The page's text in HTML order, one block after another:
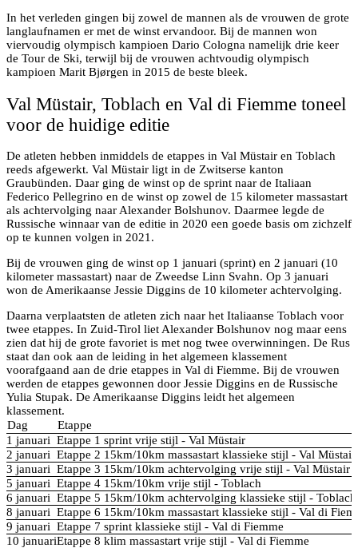
In het verleden gingen bij zowel de mannen als de vrouwen de grote
langlaufnamen er met de winst ervandoor. Bij de mannen won
viervoudig olympisch kampioen Dario Cologna namelijk drie keer
de Tour de Ski, terwijl bij de vrouwen achtvoudig olympisch
kampioen Marit Bjørgen in 2015 de beste bleek.
Val Müstair, Toblach en Val di Fiemme toneel
voor de huidige editie
De atleten hebben inmiddels de etappes in Val Müstair en Toblach
reeds afgewerkt. Val Müstair ligt in de Zwitserse kanton
Graubünden. Daar ging de winst op de sprint naar de Italiaan
Federico Pellegrino en de winst op zowel de 15 kilometer massastart
als achtervolging naar Alexander Bolshunov. Daarmee legde de
Russische winnaar van de editie in 2020 een goede basis om zichzelf
op te kunnen volgen in 2021.
Bij de vrouwen ging de winst op 1 januari (sprint) en 2 januari (10
kilometer massastart) naar de Zweedse Linn Svahn. Op 3 januari
won de Amerikaanse Jessie Diggins de 10 kilometer achtervolging.
Daarna verplaatsten de atleten zich naar het Italiaanse Toblach voor
twee etappes. In Zuid-Tirol liet Alexander Bolshunov nog maar eens
zien dat hij de grote favoriet is met nog twee overwinningen. De Rus
staat dan ook aan de leiding in het algemeen klassement
voorafgaand aan de drie etappes in Val di Fiemme. Bij de vrouwen
werden de etappes gewonnen door Jessie Diggins en de Russische
Yulia Stupak. De Amerikaanse Diggins leidt het algemeen
klassement.
Dag
Etappe
1 januari Etappe 1 sprint vrije stijl - Val Müstair
2 januari Etappe 2 15km/10km massastart klassieke stijl - Val Müstair
3 januari Etappe 3 15km/10km achtervolging vrije stijl - Val Müstair
5 januari Etappe 4 15km/10km vrije stijl - Toblach
6 januari Etappe 5 15km/10km achtervolging klassieke stijl - Toblach
8 januari Etappe 6 15km/10km massastart klassieke stijl - Val di
9 januari Etappe 7 sprint klassieke stijl - Val di Fiemme
10 januariEtappe 8 klim massastart vrije stijl - Val di Fiemme